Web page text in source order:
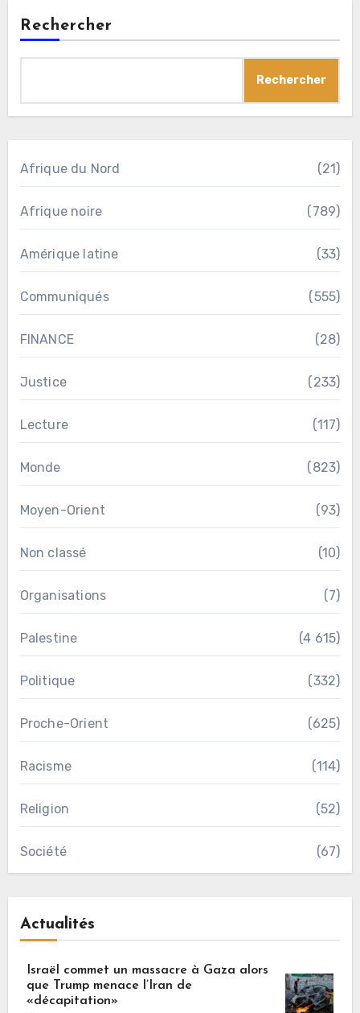
Rechercher
Rechercher
Afrique du Nord (21)
Afrique noire (789)
Amérique latine (33)
Communiqués (555)
FINANCE (28)
Justice (233)
Lecture (117)
Monde (823)
Moyen-Orient (93)
Non classé (10)
Organisations (7)
Palestine (4 615)
Politique (332)
Proche-Orient (625)
Racisme (114)
Religion (52)
Société (67)
Actualités
Israël commet un massacre à Gaza alors
que Trump menace l’Iran de
«décapitation»